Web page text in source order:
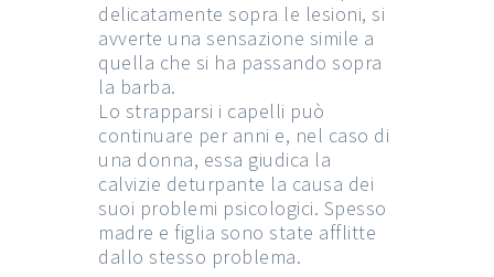
delicatamente sopra le lesioni, si
avverte una sensazione simile a
quella che si ha passando sopra
la barba.
Lo strapparsi i capelli può
continuare per anni e, nel caso di
una donna, essa giudica la
calvizie deturpante la causa dei
suoi problemi psicologici. Spesso
madre e figlia sono state afflitte
dallo stesso problema.